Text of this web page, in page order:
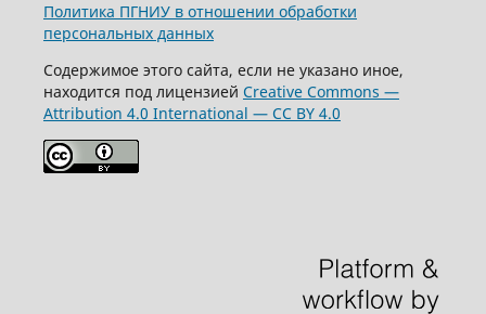
Политика ПГНИУ в отношении обработки
персональных данных
Содержимое этого сайта, если не указано иное,
находится под лицензией Creative Commons —
Attribution 4.0 International — CC BY 4.0